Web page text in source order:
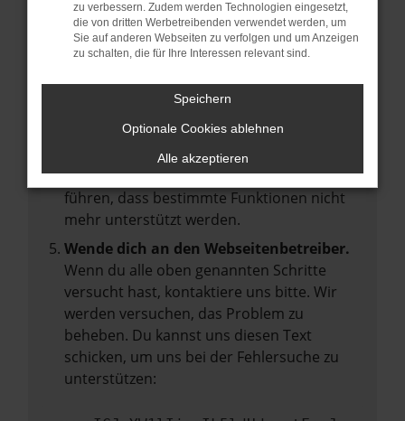
Starte dein Gerät neu.
Das kann manchmal helfen,
vorübergehende Probleme zu beheben.
Stelle sicher, dass dein Browser und dein
Betriebssystem auf dem neuesten Stand
Veraltete Software birgt nicht nur ein
Sicherheitsrisiko, sondern kann auch dazu
führen, dass bestimmte Funktionen nicht
mehr unterstützt werden.
Wende dich an den Webseitenbetreiber.
Wenn du alle oben genannten Schritte
versucht hast, kontaktiere uns bitte. Wir
werden versuchen, das Problem zu
beheben. Du kannst uns diesen Text
schicken, um uns bei der Fehlersuche zu
unterstützen:
zu verbessern. Zudem werden Technologien eingesetzt,
die von dritten Werbetreibenden verwendet werden, um
Sie auf anderen Webseiten zu verfolgen und um Anzeigen
zu schalten, die für Ihre Interessen relevant sind.
Speichern
Optionale Cookies ablehnen
Alle akzeptieren